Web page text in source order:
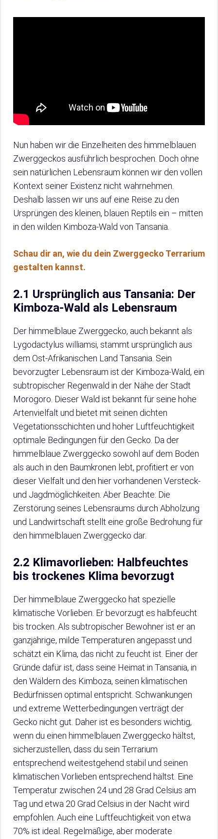
Nun haben wir die Einzelheiten des himmelblauen
Zwerggeckos ausführlich besprochen. Doch ohne
sein natürlichen Lebensraum können wir den vollen
Kontext seiner Existenz nicht wahrnehmen.
Deshalb lassen wir uns auf eine Reise zu den
Ursprüngen des kleinen, blauen Reptils ein – mitten
in den wilden Kimboza-Wald von Tansania.
Schau dir an, wie du dein Zwerggecko Terrarium
gestalten kannst.
2.1 Ursprünglich aus Tansania: Der
Kimboza-Wald als Lebensraum
Der himmelblaue Zwerggecko, auch bekannt als
Lygodactylus williamsi, stammt ursprünglich aus
dem Ost-Afrikanischen Land Tansania. Sein
bevorzugter Lebensraum ist der Kimboza-Wald, ein
subtropischer Regenwald in der Nähe der Stadt
Morogoro. Dieser Wald ist bekannt für seine hohe
Artenvielfalt und bietet mit seinen dichten
Vegetationsschichten und hoher Luftfeuchtigkeit
optimale Bedingungen für den Gecko. Da der
himmelblaue Zwerggecko sowohl auf dem Boden
als auch in den Baumkronen lebt, profitiert er von
dieser Vielfalt und den hier vorhandenen Versteck-
und Jagdmöglichkeiten. Aber Beachte: Die
Zerstörung seines Lebensraums durch Abholzung
und Landwirtschaft stellt eine große Bedrohung für
den himmelblauen Zwerggecko dar.
2.2 Klimavorlieben: Halbfeuchtes
bis trockenes Klima bevorzugt
Der himmelblaue Zwerggecko hat spezielle
klimatische Vorlieben. Er bevorzugt es halbfeucht
bis trocken. Als subtropischer Bewohner ist er an
ganzjährige, milde Temperaturen angepasst und
schätzt ein Klima, das nicht zu feucht ist. Einer der
Gründe dafür ist, dass seine Heimat in Tansania, in
den Wäldern des Kimboza, seinen klimatischen
Bedürfnissen optimal entspricht. Schwankungen
und extreme Wetterbedingungen verträgt der
Gecko nicht gut. Daher ist es besonders wichtig,
wenn du einen himmelblauen Zwerggecko hältst,
sicherzustellen, dass du sein Terrarium
entsprechend weitestgehend stabil und seinen
klimatischen Vorlieben entsprechend hältst. Eine
Temperatur zwischen 24 und 28 Grad Celsius am
Tag und etwa 20 Grad Celsius in der Nacht wird
empfohlen. Auch eine Luftfeuchtigkeit von etwa
70% ist ideal. Regelmäßige, aber moderate